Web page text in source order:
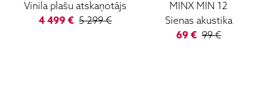
Vinila plašu atskaņotājs
4 499 € 5 299€
MINX MIN 12
Sienas akustika
69€ 99€